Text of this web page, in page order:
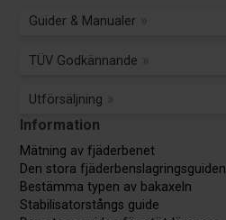
Guider & Manualer
TÜV Godkännande
Utförsäljning
Information
Mätning av fjäderbenet
Den stora fjäderbenslagringsguiden
Bestämma typen av bakaxeln
Stabilisatorstångs guide